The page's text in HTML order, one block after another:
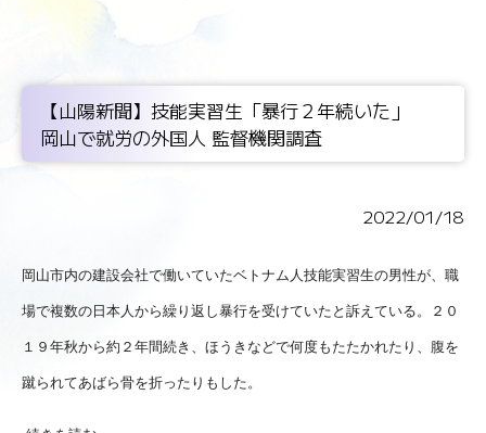
【山陽新聞】技能実習生「暴行２年続いた」
岡山で就労の外国人 監督機関調査
2022/01/18
岡山市内の建設会社で働いていたベトナム人技能実習生の男性が、職
場で複数の日本人から繰り返し暴行を受けていたと訴えている。２０
１９年秋から約２年間続き、ほうきなどで何度もたたかれたり、腹を
蹴られてあばら骨を折ったりもした。